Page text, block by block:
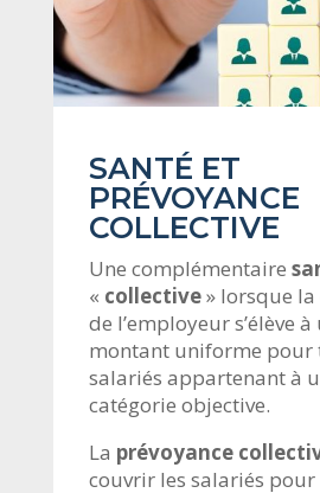
SANTÉ ET
PRÉVOYANCE
COLLECTIVE
Une complémentaire
« collective» lorsque
de l’employeur s’élève
montant uniforme pour
salariés appartenant à
catégorie objective.
La prévoyance
couvrir les salariés pour